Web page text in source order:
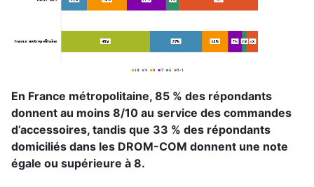
En France métropolitaine, 85 % des répondants
donnent au moins 8/10 au service des commandes
d’accessoires, tandis que 33 % des répondants
domiciliés dans les DROM-COM donnent une note
égale ou supérieure à 8.